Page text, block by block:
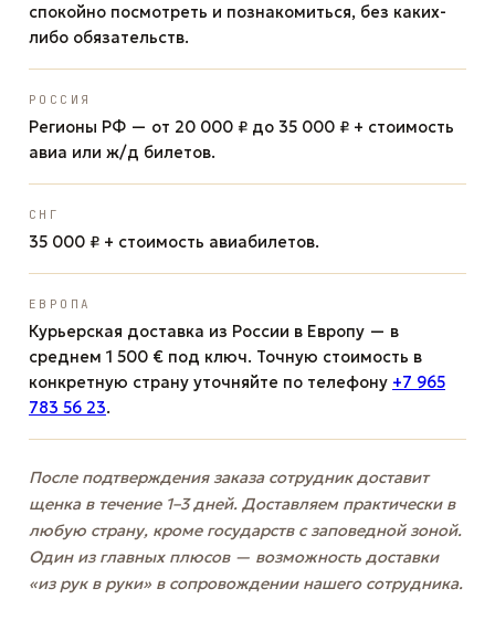
спокойно посмотреть и познакомиться, без каких-
либо обязательств.
РОССИЯ
Регионы РФ — от 20 000 ₽ до 35 000 ₽ + стоимость
авиа или ж/д билетов.
СНГ
35 000 ₽ + стоимость авиабилетов.
ЕВРОПА
Курьерская доставка из России в Европу — в
среднем 1 500 € под ключ. Точную стоимость в
конкретную страну уточняйте по телефону +7 965
783 56 23.
После подтверждения заказа сотрудник доставит
щенка в течение 1–3 дней. Доставляем практически в
любую страну, кроме государств с заповедной зоной.
Один из главных плюсов — возможность доставки
«из рук в руки» в сопровождении нашего сотрудника.